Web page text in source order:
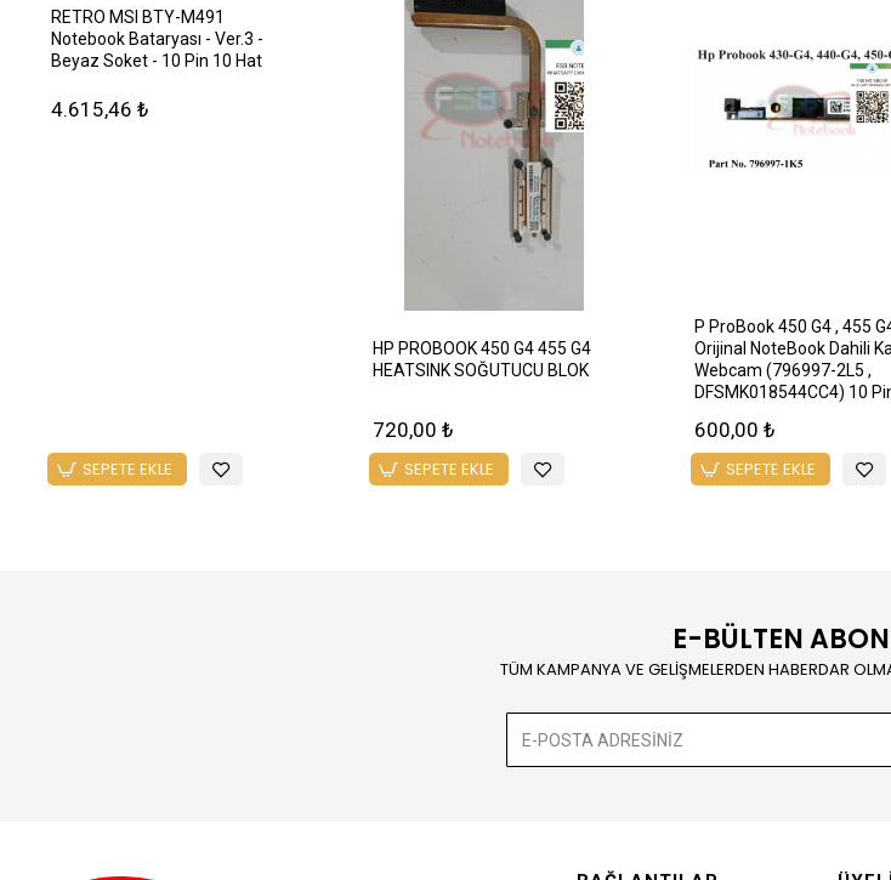
RETRO MSI BTY-M491
Notebook Bataryası - Ver.3 -
Beyaz Soket - 10 Pin 10 Hat
4.615,46 ₺
SEPETE EKLE
HP PROBOOK 450 G4 455 G4
HEATSINK SOĞUTUCU BLOK
720,00 ₺
SEPETE EKLE
P ProBook 450 G4 , 455
Orijinal NoteBook Dahili
Webcam (796997-2L5 ,
DFSMK018544CC4) 10
600,00 ₺
SEPETE EKLE
E-BÜLTEN
TÜM KAMPANYA VE GELİŞMELERDEN HABERDAR